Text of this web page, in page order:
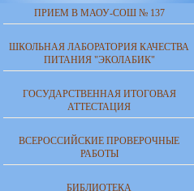
ПРИЕМ В МАОУ-СОШ № 137
ШКОЛЬНАЯ ЛАБОРАТОРИЯ КАЧЕСТВА
ПИТАНИЯ "ЭКОЛАБИК"
ГОСУДАРСТВЕННАЯ ИТОГОВАЯ
АТТЕСТАЦИЯ
ВСЕРОССИЙСКИЕ ПРОВЕРОЧНЫЕ
РАБОТЫ
БИБЛИОТЕКА